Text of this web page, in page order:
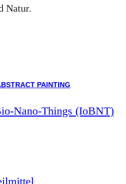
Natur.
Nano-Things (IoBNT)